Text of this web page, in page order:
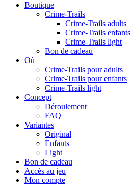
Boutique
Crime-Trails
Crime-Trails adults
Crime-Trails enfants
Crime-Trails light
Bon de cadeau
Où
Crime-Trails pour adults
Crime-Trails pour enfants
Crime-Trails light
Concept
Déroulement
FAQ
Variantes
Original
Enfants
Light
Bon de cadeau
Accès au jeu
Mon compte